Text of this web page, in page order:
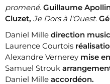
promené. Guillaume
Cluzet, Je Dors à l'Ouest.
Daniel Mille direction
Laurence Courtois
Alexandre Vernerey mise
Samuel Strouk
Daniel Mille accordéon.